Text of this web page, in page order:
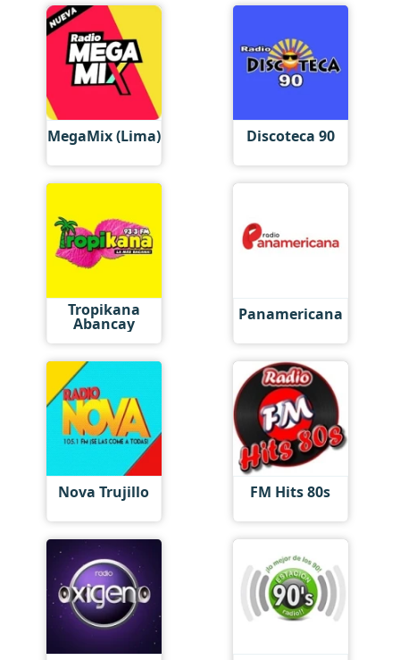
MegaMix (Lima) Discoteca 90
Tropikana
Abancay Panamericana
Nova Trujillo FM Hits 80s